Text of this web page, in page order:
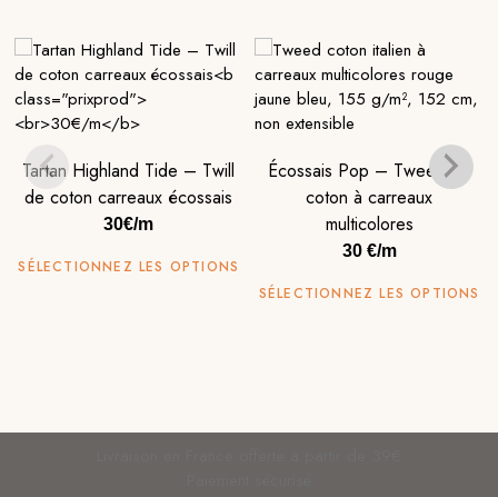
Tartan Highland Tide – Twill
de coton carreaux écossais
30€/m
SÉLECTIONNEZ LES OPTIONS
Écossais Pop – Tweed de
coton à carreaux
multicolores
30 €/m
SÉLECTIONNEZ LES OPTIONS